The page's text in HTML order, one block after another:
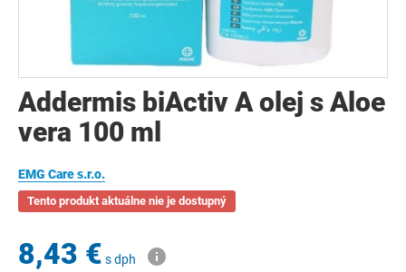
Addermis biActiv A olej s Aloe
vera 100 ml
EMG Care s.r.o.
Tento produkt aktuálne nie je dostupný
8,43 € s dph